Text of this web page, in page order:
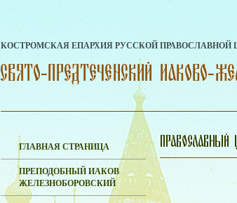
КОСТРОМСКАЯ ЕПАРХИЯ РУССКОЙ ПРАВОСЛАВНОЙ
ГЛАВНАЯ СТРАНИЦА
ПРЕПОДОБНЫЙ ИАКОВ
ЖЕЛЕЗНОБОРОВСКИЙ